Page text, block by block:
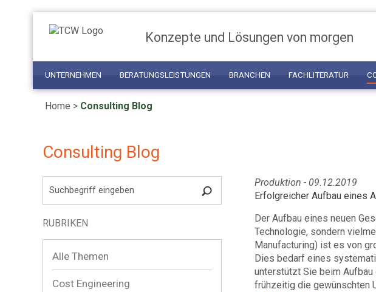
UNTERNEHMEN BERATUNGSLEISTUNGEN BRANCHEN FACHLITERATUR
Konzepte und Lösungen von morgen
Home > Consulting Blog
Consulting Blog
RUBRIKEN
Alle Themen
Cost Engineering
Produktion - 09.12.2019
Erfolgreicher Aufbau eines
Der Aufbau eines neuen
Technologie, sondern
Manufacturing) ist es von
Dies bedarf eines
unterstützt Sie beim
frühzeitig die gewünschten